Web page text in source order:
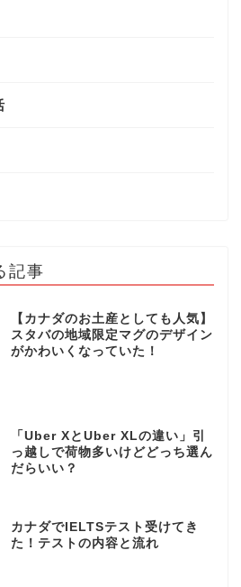
記事
【カナダのお土産としても人気】
スタバの地域限定マグのデザイン
がかわいくなっていた！
「Uber XとUber XLの違い」引
っ越しで荷物多いけどどっち選ん
だらいい？
カナダでIELTSテスト受けてき
た！テストの内容と流れ